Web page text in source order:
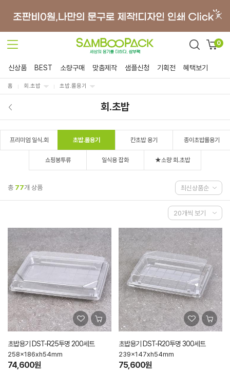
0
신상품 BEST 소량구매 맞춤제작 샘플신청 기획전 혜택보기
홈 회.초밥 초밥.롤용기
회.초밥
프리미엄 일식.회 초밥.롤용기 칸초밥 용기 종이초밥롤용기
쇼핑봉투류 일식용 잡화 ★소량 회.초밥
총 77개 상품
초밥용기 DST-R25투명 200세트
258x186xh54mm
74,600원
초밥용기 DST-R20투명 300세트
239x147xh54mm
75,600원